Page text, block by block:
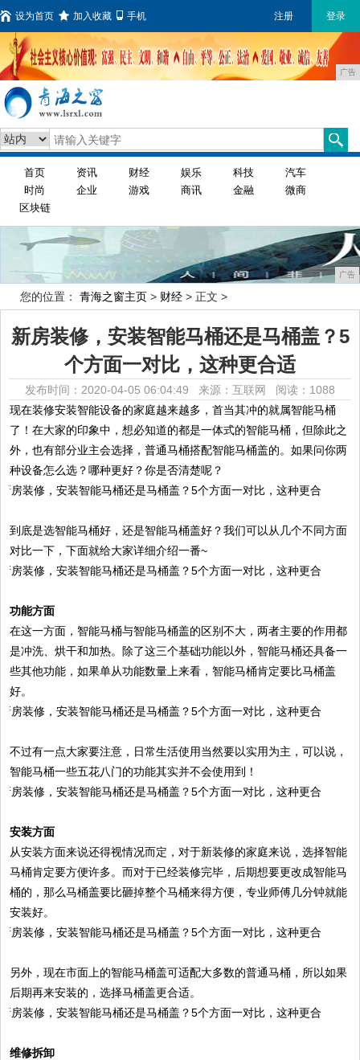
设为首页 加入收藏 手机 注册 登录
广告
首页 资讯 财经 娱乐 科技
汽车
时尚
企业 游戏 商讯 金融
微商
区块链
广告
您的位置： 青海之窗主页 > 财经 > 正文 >
新房装修，安装智能马桶还是马桶盖？5
个方面一对比，这种更合适
发布时间：2020-04-05 06:04:49 来源：互联网 阅读：1088
现在装修安装智能设备的家庭越来越多，首当其冲的就属智能马桶
了！在大家的印象中，想必知道的都是一体式的智能马桶，但除此之
外，也有部分业主会选择，普通马桶搭配智能马桶盖的。如果问你两
种设备怎么选？哪种更好？你是否清楚呢？
到底是选智能马桶好，还是智能马桶盖好？我们可以从几个不同方面
对比一下，下面就给大家详细介绍一番~
功能方面
在这一方面，智能马桶与智能马桶盖的区别不大，两者主要的作用都
是冲洗、烘干和加热。除了这三个基础功能以外，智能马桶还具备一
些其他功能，如果单从功能数量上来看，智能马桶肯定要比马桶盖
好。
不过有一点大家要注意，日常生活使用当然要以实用为主，可以说，
智能马桶一些五花八门的功能其实并不会使用到！
安装方面
从安装方面来说还得视情况而定，对于新装修的家庭来说，选择智能
马桶肯定要方便许多。而对于已经装修完毕，后期想要更改成智能马
桶的，那么马桶盖要比砸掉整个马桶来得方便，专业师傅几分钟就能
安装好。
另外，现在市面上的智能马桶盖可适配大多数的普通马桶，所以如果
后期再来安装的，选择马桶盖更合适。
维修拆卸